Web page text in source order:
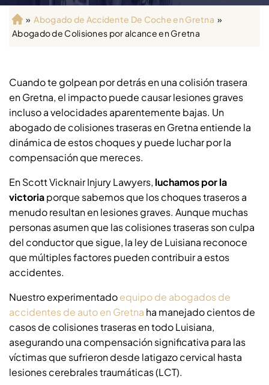
Ini
ci
» Abogado de Accidente De Coche en Gretna »
Abogado de Colisiones por alcance en Gretna
Cuando te golpean por detrás en una colisión trasera
en Gretna, el impacto puede causar lesiones graves
incluso a velocidades aparentemente bajas. Un
abogado de colisiones traseras en Gretna entiende la
dinámica de estos choques y puede luchar por la
compensación que mereces.
En Scott Vicknair Injury Lawyers, luchamos por la
victoriaporque sabemos que los choques traseros a
menudo resultan en lesiones graves. Aunque muchas
personas asumen que las colisiones traseras son culpa
del conductor que sigue, la ley de Luisiana reconoce
que múltiples factores pueden contribuir a estos
accidentes.
Nuestro experimentadoequipo de abogados de
accidentes de auto en Gretna ha manejado cientos de
casos de colisiones traseras en todo Luisiana,
asegurando una compensación significativa para las
víctimas que sufrieron desde latigazo cervical hasta
lesiones cerebrales traumáticas (LCT).